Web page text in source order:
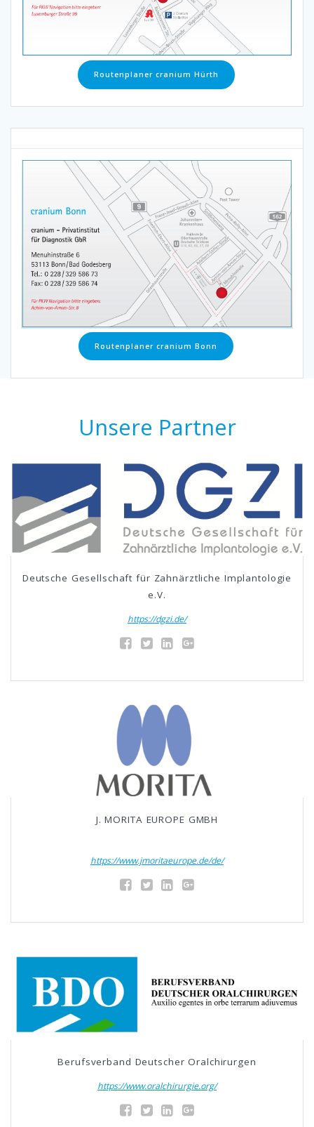
Routenplaner cranium Hürth
Routenplaner cranium Bonn
Unsere Partner
Deutsche Gesellschaft für Zahnärztliche Implantologie
e.V.
https://dgzi.de/
J. MORITA EUROPE GMBH
https://www.jmoritaeurope.de/de/
Berufsverband Deutscher Oralchirurgen
https://www.oralchirurgie.org/